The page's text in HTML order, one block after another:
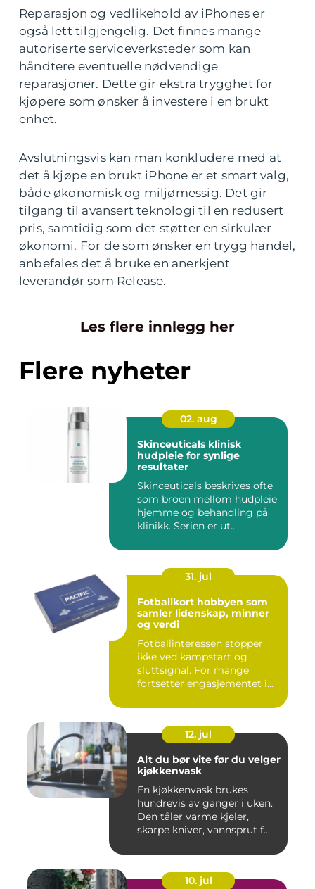
Reparasjon og vedlikehold av iPhones er
også lett tilgjengelig. Det finnes mange
autoriserte serviceverksteder som kan
håndtere eventuelle nødvendige
reparasjoner. Dette gir ekstra trygghet for
kjøpere som ønsker å investere i en brukt
enhet.
Avslutningsvis kan man konkludere med at
det å kjøpe en brukt iPhone er et smart valg,
både økonomisk og miljømessig. Det gir
tilgang til avansert teknologi til en redusert
pris, samtidig som det støtter en sirkulær
økonomi. For de som ønsker en trygg handel,
anbefales det å bruke en anerkjent
leverandør som Release.
Les flere innlegg her
Flere nyheter
02. aug
Skinceuticals klinisk
hudpleie for synlige
resultater
Skinceuticals beskrives ofte
som broen mellom hudpleie
hjemme og behandling på
klinikk. Serien er ut...
31. jul
Fotballkort hobbyen som
samler lidenskap, minner
og verdi
Fotballinteressen stopper
ikke ved kampstart og
sluttsignal. For mange
fortsetter engasjementet i
12. jul
Alt du bør vite før du velger
kjøkkenvask
En kjøkkenvask brukes
hundrevis av ganger i uken.
Den tåler varme kjeler,
skarpe kniver, vannsprut f...
10. jul